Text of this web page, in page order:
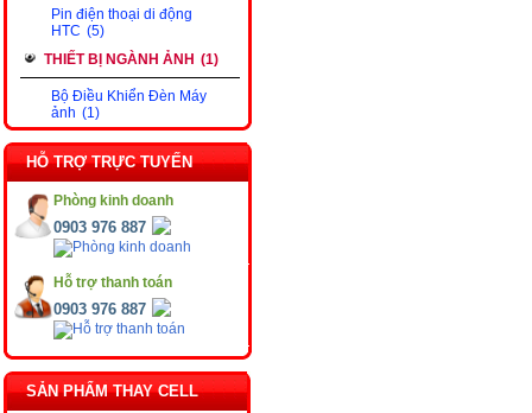
Pin điện thoại di động
HTC (5)
THIẾT BỊ NGÀNH ẢNH (1)
Bộ Điều Khiển Đèn Máy
ảnh (1)
HỖ TRỢ TRỰC TUYẾN
Phòng kinh doanh
0903 976 887
Hỗ trợ thanh toán
0903 976 887
SẢN PHẨM THAY CELL